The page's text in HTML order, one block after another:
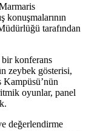
konuşmalarının
tarafından
bir konferans
zeybek gösterisi,
oyunlar, panel
değerlendirme